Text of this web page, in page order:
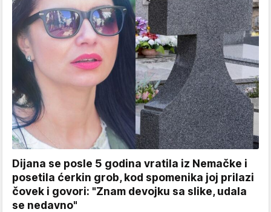
Dijana se posle 5 godina vratila iz Nemačke i
posetila ćerkin grob, kod spomenika joj prilazi
čovek i govori: "Znam devojku sa slike, udala
se nedavno"